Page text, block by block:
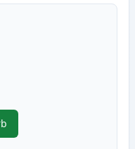
Brother LC1240M